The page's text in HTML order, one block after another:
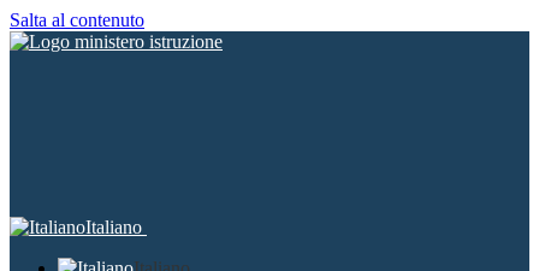
Salta al contenuto
Italiano